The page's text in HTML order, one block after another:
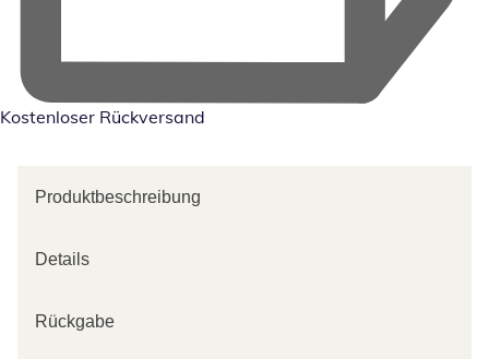
Kostenloser Rückversand
Produktbeschreibung
Details
Rückgabe